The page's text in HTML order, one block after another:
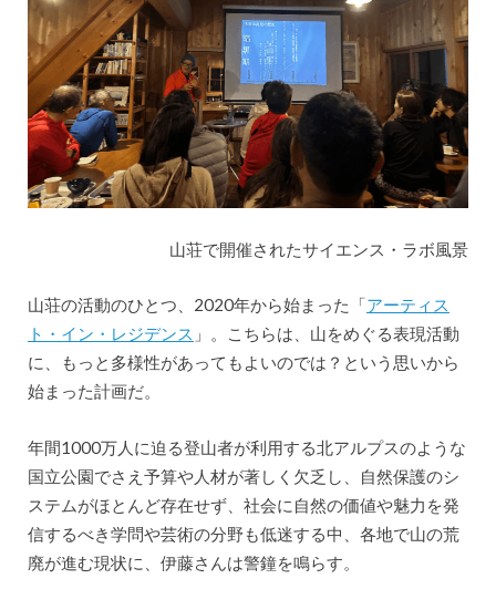
山荘で開催されたサイエンス・ラボ風景
山荘の活動のひとつ、2020年から始まった「アーティス
ト・イン・レジデンス 」。こちらは、山をめぐる表現活動
に、もっと多様性があってもよいのでは？という思いから
始まった計画だ。
年間1000万人に迫る登山者が利用する北アルプスのような
国立公園でさえ予算や人材が著しく欠乏し、自然保護のシ
ステムがほとんど存在せず、社会に自然の価値や魅力を発
信するべき学問や芸術の分野も低迷する中、各地で山の荒
廃が進む現状に、伊藤さんは警鐘を鳴らす。